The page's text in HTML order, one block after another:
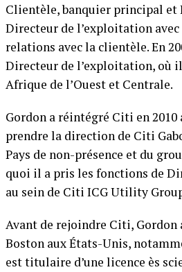
Clientèle, banquier principal et
Directeur de l’exploitation
relations avec la clientèle. En
Directeur de l’exploitation, où
Afrique de l’Ouest et Centrale.
Gordon a réintégré Citi en
prendre la direction de Citi
Pays de non-présence et du
quoi il a pris les fonctions de
au sein de Citi ICG Utility
Avant de rejoindre Citi, Gordon
Boston aux États-Unis,
est titulaire d’une licence ès